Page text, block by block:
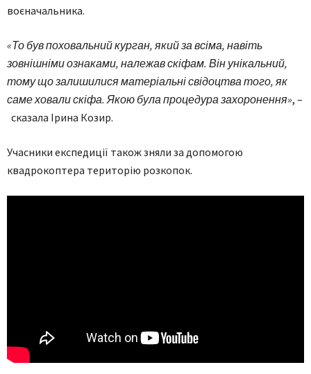
воєначальника.
«То був поховальний курган, який за всіма, навіть
зовнішніми ознаками, належав скіфам. Він унікальний,
тому що залишилися матеріальні свідоцтва того, як
саме ховали скіфа. Якою була процедура захоронення», –
сказала Ірина Козир.
Учасники експедиції також зняли за допомогою
квадрокоптера територію розкопок.